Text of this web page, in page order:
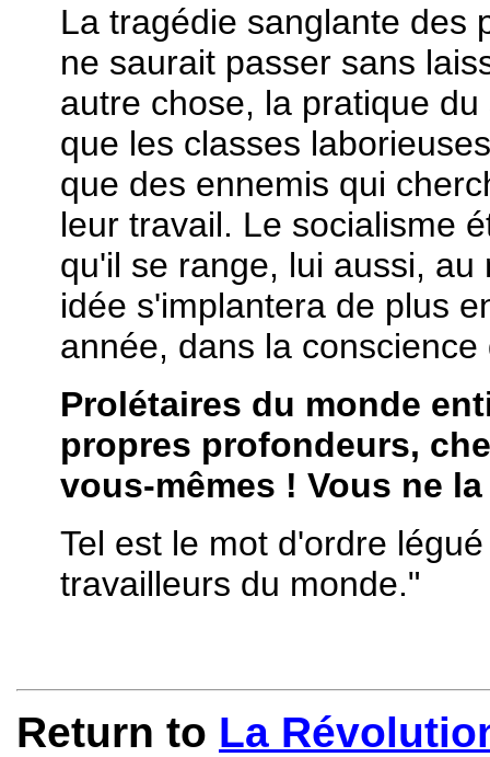
La tragédie sanglante des
ne saurait passer sans
autre chose, la pratique
que les classes
que des ennemis qui
leur travail. Le socialisme
qu'il se range, lui aussi,
idée s'implantera de plus
année, dans la
Prolétaires du monde
propres profondeurs,
vous-mêmes ! Vous ne
Tel est le mot d'ordre
travailleurs du monde."
Return to La